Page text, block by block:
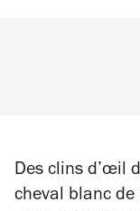
Des clins d’œil
cheval blanc de